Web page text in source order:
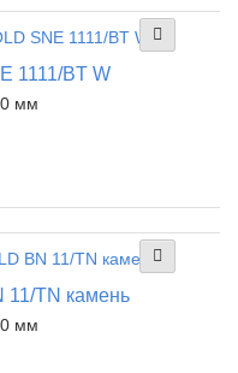
1111/BT W
мм
TN камень
мм